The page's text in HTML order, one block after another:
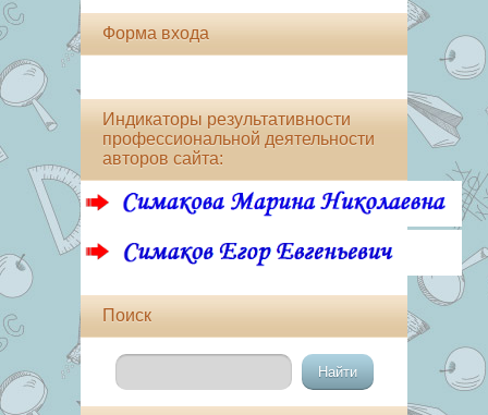
Форма входа
Индикаторы результативности
профессиональной деятельности
авторов сайта:
Поиск